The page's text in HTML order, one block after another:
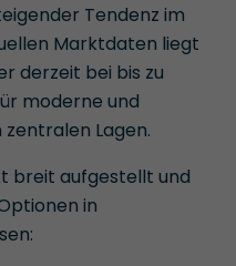
Tendenz im
Marktdaten liegt
derzeit bei bis zu
moderne und
Lagen.
breit aufgestellt und
in